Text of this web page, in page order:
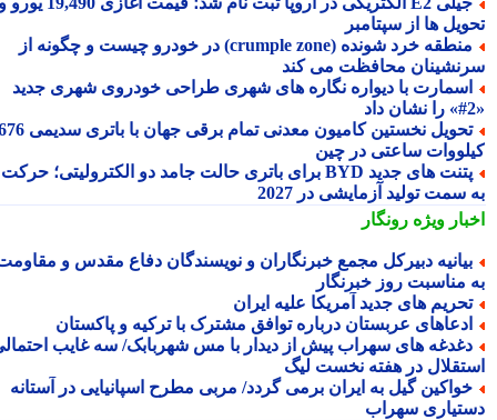
ها از سپتامبر
منطقه خرد شونده (crumple zone) در خودرو چیست و چگونه از
محافظت می کند
با دیواره نگاره های شهری طراحی خودروی شهری جدید
تحویل نخستین کامیون معدنی تمام برقی جهان با باتری سدیمی 676
ساعتی در چین
پتنت های جدید BYD برای باتری حالت جامد دو الکترولیتی؛ حرکت
سمت تولید آزمایشی در 2027
ویژهرونگار
دبیرکل مجمع خبرنگاران و نویسندگان دفاع مقدس و مقاومت
مناسبت روز خبرنگار
های جدید آمریکا علیه ایران
عربستان درباره توافق مشترک با ترکیه و پاکستان
های سهراب پیش از دیدار با مس شهربابک/ سه غایب احتمالی
در هفته نخست لیگ
گیل به ایران برمی گردد/ مربی مطرح اسپانیایی در آستانه
سهراب